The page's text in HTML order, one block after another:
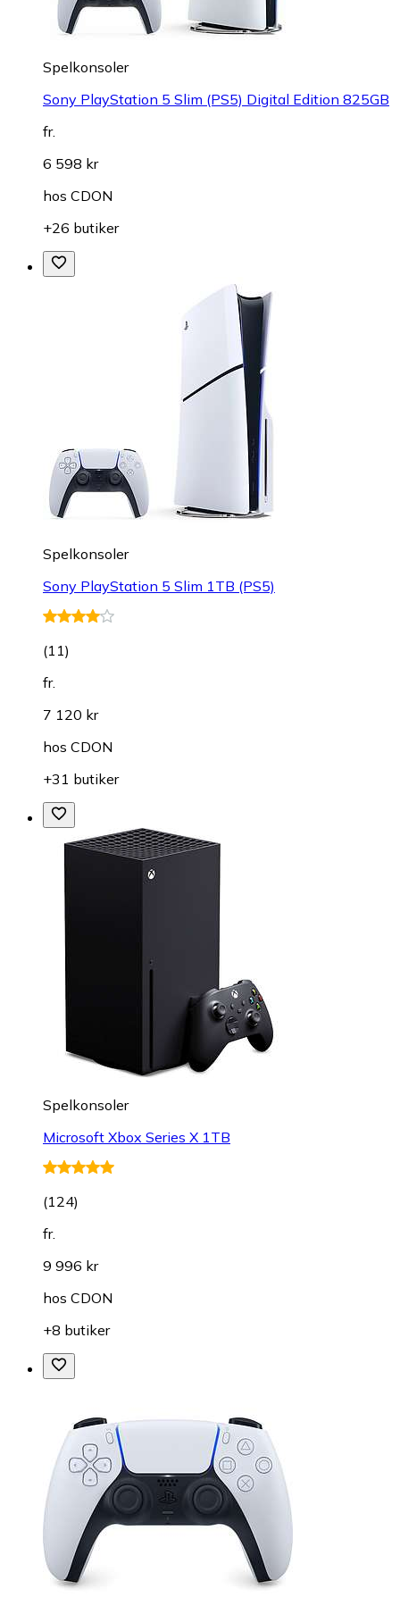
Spelkonsoler
Sony PlayStation 5 Slim (PS5) Digital Edition 825GB
fr.
6 598 kr
hos CDON
+26 butiker
Spelkonsoler
Sony PlayStation 5 Slim 1TB (PS5)
(11)
fr.
7 120 kr
hos CDON
+31 butiker
Spelkonsoler
Microsoft Xbox Series X 1TB
(124)
fr.
9 996 kr
hos CDON
+8 butiker